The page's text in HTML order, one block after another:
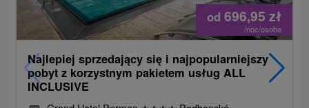
od 696,95zł
/noc/osoba
Najlepiej sprzedający się i najpopularniejszy
pobyt z korzystnym pakietem usług ALL
INCLUSIVE